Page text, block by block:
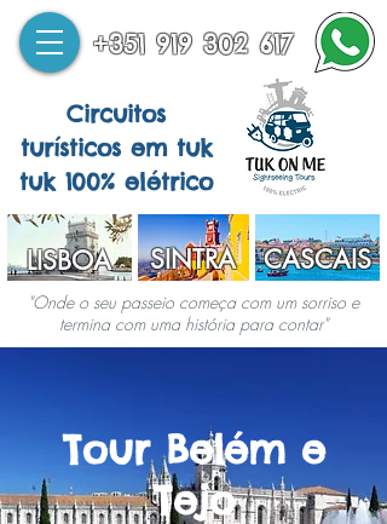
Circuitos
turísticos em tuk
tuk 100% elétrico
LISBOA SINTRA CASCAIS
"Onde o seu passeio começa com um sorriso e
termina com uma história para contar"
+351 919 302 617
Tour Belém e
Tejo